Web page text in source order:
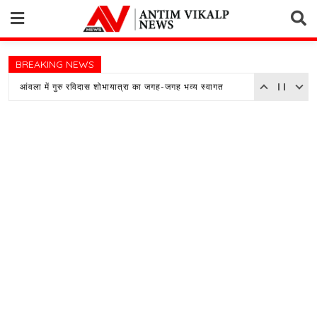
content
BREAKING NEWS
आंवला में गुरु रविदास शोभायात्रा का जगह-जगह भव्य स्वागत